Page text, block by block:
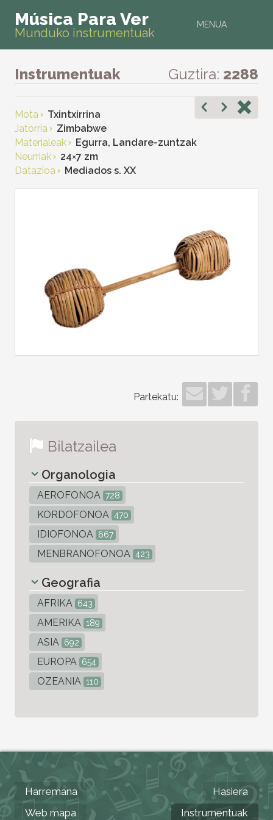
MENUA
Música Para Ver
Munduko instrumentuak
Instrumentuak Guztira: 2288
Mota
Txintxirrina
Jatorria
Zimbabwe
Materialeak
Egurra, Landare-zuntzak
Neurriak
24×7 zm
Datazioa
Mediados s. XX
Partekatu:
Bilatzailea
Organologia
AEROFONOA 728
KORDOFONOA 470
IDIOFONOA 667
MENBRANOFONOA 423
Geografia
AFRIKA 643
AMERIKA 189
ASIA 692
EUROPA 654
OZEANIA 110
Harremana
Web mapa
Hasiera
Instrumentuak